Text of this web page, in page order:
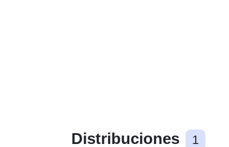
Distribuciones 1